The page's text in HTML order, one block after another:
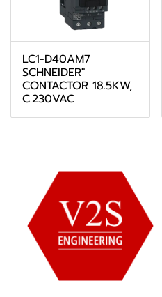
LC1-D40AM7
SCHNEIDER"
CONTACTOR 18.5KW,
C.230VAC